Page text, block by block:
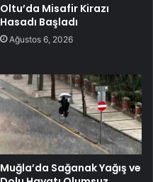
Oltu’da Misafir Kirazı
Hasadı Başladı
Ağustos 6, 2026
Muğla’da Sağanak Yağış ve